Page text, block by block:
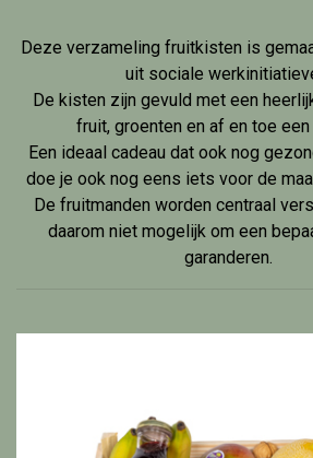
Deze verzameling fruitkisten is
uit sociale
De kisten zijn gevuld met een
fruit, groenten en af en toe een
Een ideaal cadeau dat ook nog
doe je ook nog eens iets voor de
De fruitmanden worden centraal
daarom niet mogelijk om een
garanderen.